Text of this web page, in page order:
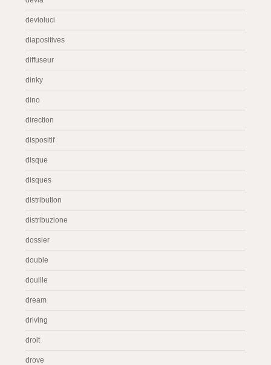
devioluci
diapositives
diffuseur
dinky
dino
direction
dispositif
disque
disques
distribution
distribuzione
dossier
double
douille
dream
driving
droit
drove